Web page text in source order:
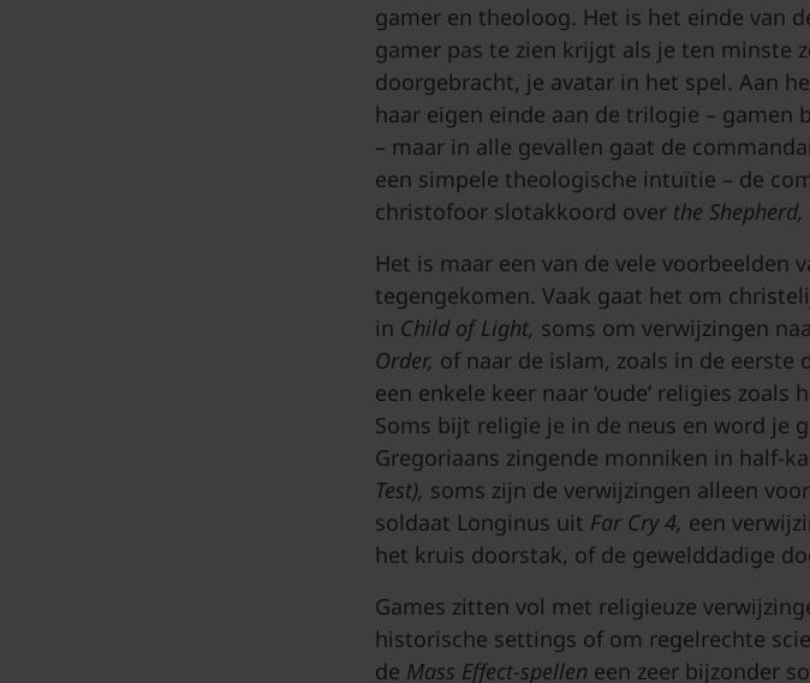
gamer en theoloog. Het is het einde van
gamer pas te zien krijgt als je ten minste
doorgebracht, je avatar in het spel. Aan
haar eigen einde aan de trilogie – gamen
– maar in alle gevallen gaat de
een simpele theologische intuïtie – de
christofoor slotakkoord over the Shepherd,
Het is maar een van de vele voorbeelden
tegengekomen. Vaak gaat het om
in Child ofLight, soms om verwijzingen
Order, of naar de islam, zoals in de eerste
een enkele keer naar ‘oude’ religies
Soms bijt religie je in de neus en word je
Gregoriaans zingende monniken in half-
Test), soms zijn de verwijzingen alleen
soldaat Longinus uit Far Cry4, een
het kruis doorstak, of de gewelddadige
Games zitten vol met religieuze
historische settings of om regelrechte
de Mass Effect-spellen een zeer bijzonder